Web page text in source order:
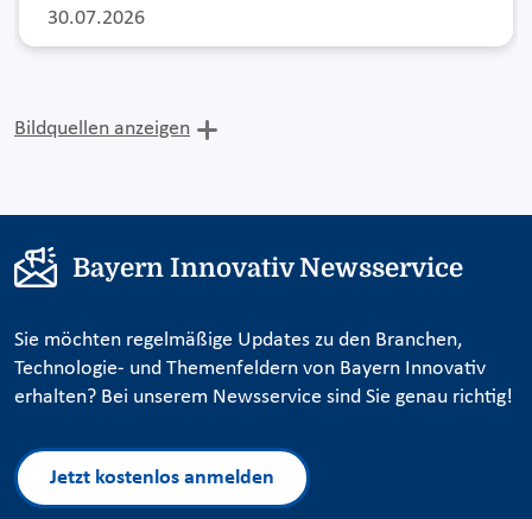
30.07.2026
Bildquellen anzeigen
Bayern Innovativ Newsservice
Sie möchten regelmäßige Updates zu den Branchen,
Technologie- und Themenfeldern von Bayern Innovativ
erhalten? Bei unserem Newsservice sind Sie genau richtig!
Jetzt kostenlos anmelden